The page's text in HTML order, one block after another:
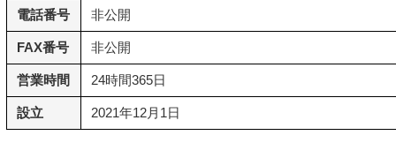
電話番号 非公開
FAX番号 非公開
営業時間 24時間365日
設立 2021年12月1日